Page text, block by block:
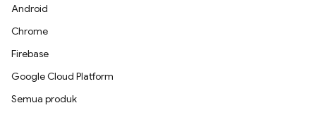
Android
Chrome
Firebase
Google Cloud Platform
Semua produk